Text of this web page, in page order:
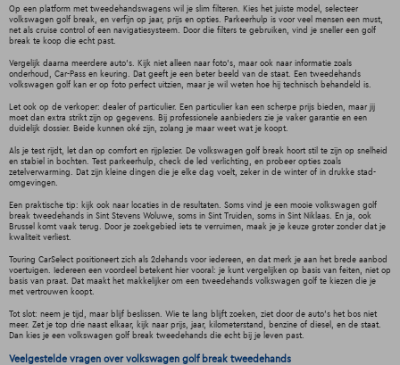
Op een platform met tweedehandswagens wil je slim filteren. Kies het juiste model, selecteer
volkswagen golf break, en verfijn op jaar, prijs en opties. Parkeerhulp is voor veel mensen een must,
net als cruise control of een navigatiesysteem. Door die filters te gebruiken, vind je sneller een golf
break te koop die echt past.
Vergelijk daarna meerdere auto’s. Kijk niet alleen naar foto’s, maar ook naar informatie zoals
onderhoud, Car-Pass en keuring. Dat geeft je een beter beeld van de staat. Een tweedehands
volkswagen golf kan er op foto perfect uitzien, maar je wil weten hoe hij technisch behandeld is.
Let ook op de verkoper: dealer of particulier. Een particulier kan een scherpe prijs bieden, maar jij
moet dan extra strikt zijn op gegevens. Bij professionele aanbieders zie je vaker garantie en een
duidelijk dossier. Beide kunnen oké zijn, zolang je maar weet wat je koopt.
Als je test rijdt, let dan op comfort en rijplezier. De volkswagen golf break hoort stil te zijn op snelheid
en stabiel in bochten. Test parkeerhulp, check de led verlichting, en probeer opties zoals
zetelverwarming. Dat zijn kleine dingen die je elke dag voelt, zeker in de winter of in drukke stad-
omgevingen.
Een praktische tip: kijk ook naar locaties in de resultaten. Soms vind je een mooie volkswagen golf
break tweedehands in Sint Stevens Woluwe, soms in Sint Truiden, soms in Sint Niklaas. En ja, ook
Brussel komt vaak terug. Door je zoekgebied iets te verruimen, maak je je keuze groter zonder dat je
kwaliteit verliest.
Touring CarSelect positioneert zich als 2dehands voor iedereen, en dat merk je aan het brede aanbod
voertuigen. Iedereen een voordeel betekent hier vooral: je kunt vergelijken op basis van feiten, niet op
basis van praat. Dat maakt het makkelijker om een tweedehands volkswagen golf te kiezen die je
met vertrouwen koopt.
Tot slot: neem je tijd, maar blijf beslissen. Wie te lang blijft zoeken, ziet door de auto’s het bos niet
meer. Zet je top drie naast elkaar, kijk naar prijs, jaar, kilometerstand, benzine of diesel, en de staat.
Dan kies je een volkswagen golf break tweedehands die echt bij je leven past.
Veelgestelde vragen over volkswagen golf break tweedehands